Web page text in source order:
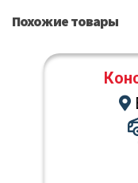
Похожие товары